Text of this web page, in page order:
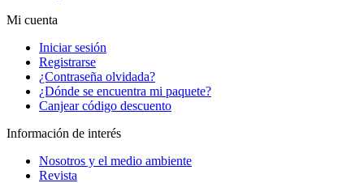
Mi cuenta
Iniciar sesión
Registrarse
¿Contraseña olvidada?
¿Dónde se encuentra mi paquete?
Canjear código descuento
Información de interés
Nosotros y el medio ambiente
Revista